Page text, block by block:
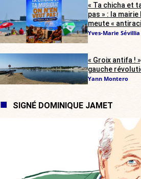
« Ta chicha et
pas » : la mairie
meute «
Yves-Marie Sévillia
« Groix antifa !
gauche
Yann Montero
SIGNÉ DOMINIQUE JAMET